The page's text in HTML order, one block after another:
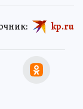
kp.ru